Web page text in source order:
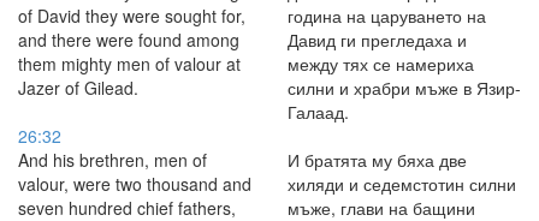
of David they were sought for,
and there were found among
them mighty men of valour at
Jazer of Gilead.
година на царуването на
Давид ги прегледаха и
между тях се намериха
силни и храбри мъже в Язир-
Галаад.
26:32
And his brethren, men of
valour, were two thousand and
seven hundred chief fathers,
И братята му бяха две
хиляди и седемстотин силни
мъже, глави на бащини